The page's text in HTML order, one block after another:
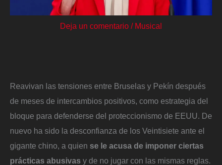
Deja un comentario / Musical
Reavivan las tensiones entre Bruselas y Pekín después
de meses de intercambios positivos, como estrategia del
bloque para defenderse del proteccionismo de EEUU. De
nuevo ha sido la desconfianza de los Veintisiete ante el
gigante chino, a quien se le acusa de imponer ciertas
prácticas abusivas y de no jugar con las mismas reglas.